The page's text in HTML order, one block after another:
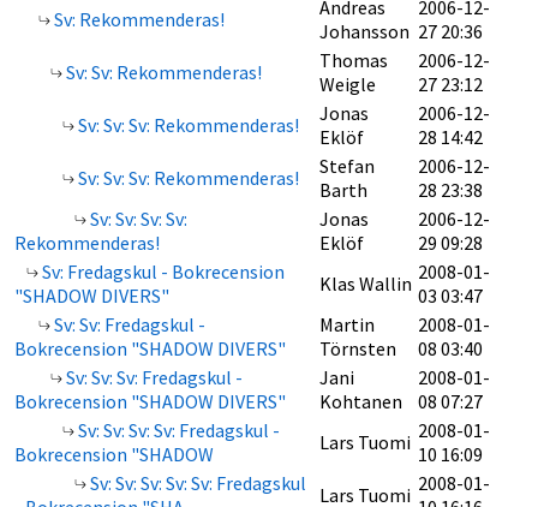
Sv: Rekommenderas!
Andreas
Johansson
2006-12-
27 20:36
Sv: Sv: Rekommenderas!
Thomas
Weigle
2006-12-
27 23:12
Sv: Sv: Sv: Rekommenderas!
Jonas
Eklöf
2006-12-
28 14:42
Sv: Sv: Sv: Rekommenderas!
Stefan
Barth
2006-12-
28 23:38
Sv: Sv: Sv: Sv:
Rekommenderas!
Jonas
Eklöf
2006-12-
29 09:28
Sv: Fredagskul - Bokrecension
"SHADOW DIVERS"
Klas Wallin 2008-01-
03 03:47
Sv: Sv: Fredagskul -
Bokrecension "SHADOW DIVERS"
Martin
Törnsten
2008-01-
08 03:40
Sv: Sv: Sv: Fredagskul -
Bokrecension "SHADOW DIVERS"
Jani
Kohtanen
2008-01-
08 07:27
Sv: Sv: Sv: Sv: Fredagskul -
Bokrecension "SHADOW
Lars Tuomi 2008-01-
10 16:09
Sv: Sv: Sv: Sv: Sv: Fredagskul
Lars Tuomi 2008-01-